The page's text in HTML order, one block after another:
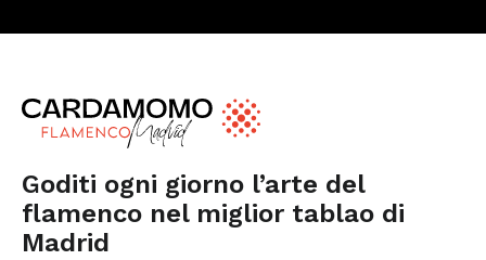
Goditi ogni giorno l’arte del
flamenco nel miglior tablao di
Madrid